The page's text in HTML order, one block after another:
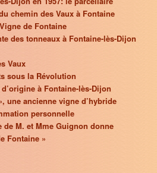
chemin des Vaux à Fontaine
de Fontaine
des tonneaux à Fontaine-lès-Dijon
Vaux
sous la Révolution
à Fontaine-lès-Dijon
une ancienne vigne d’hybride
personnelle
de M. et Mme Guignon donne
Fontaine »